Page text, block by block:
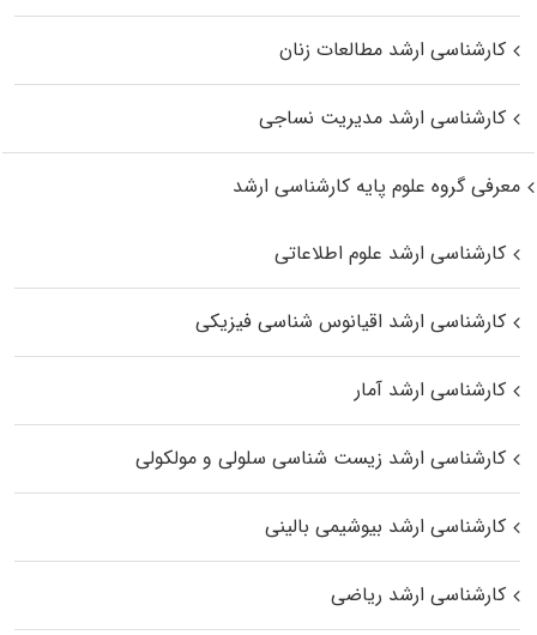
کارشناسی ارشد مطالعات زنان
کارشناسی ارشد مدیریت نساجی
معرفی گروه علوم پایه کارشناسی ارشد
کارشناسی ارشد علوم اطلاعاتی
کارشناسی ارشد اقیانوس‌ شناسی فیزیکی
کارشناسی ارشد آمار
کارشناسی ارشد زیست شناسی سلولی و مولکولی
کارشناسی ارشد بیوشیمی بالینی
کارشناسی ارشد ریاضی